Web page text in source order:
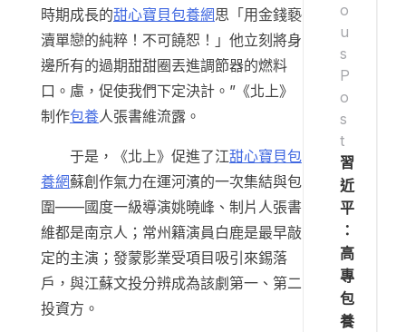
時期成長的甜心寶貝包養網思「用金錢褻
瀆單戀的純粹！不可饒恕！」他立刻將身
邊所有的過期甜甜圈丟進調節器的燃料
口。慮，促使我們下定決計。”《北上》
制作包養人張書維流露。
于是，《北上》促進了江甜心寶貝包
養網蘇創作氣力在運河濱的一次集結與包
圍——國度一級導演姚曉峰、制片人張書
維都是南京人；常州籍演員白鹿是最早敲
定的主演；發蒙影業受項目吸引來錫落
戶，與江蘇文投分辨成為該劇第一、第二
投資方。
o
u
s
P
o
s
t
習
近
平
：
高
專
包
養